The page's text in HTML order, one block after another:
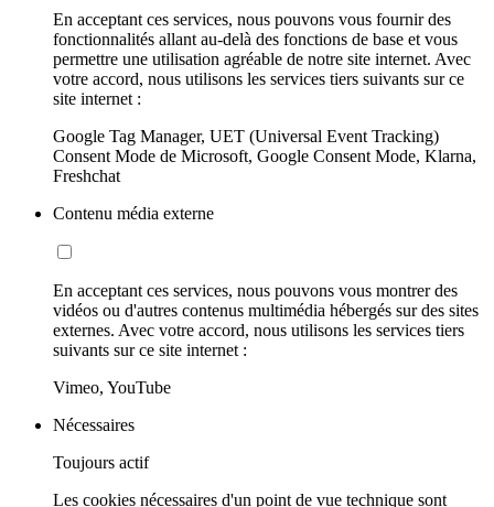
En acceptant ces services, nous pouvons vous fournir des
fonctionnalités allant au-delà des fonctions de base et vous
permettre une utilisation agréable de notre site internet. Avec
votre accord, nous utilisons les services tiers suivants sur ce
site internet :
Google Tag Manager, UET (Universal Event Tracking)
Consent Mode de Microsoft, Google Consent Mode, Klarna,
Freshchat
Contenu média externe
En acceptant ces services, nous pouvons vous montrer des
vidéos ou d'autres contenus multimédia hébergés sur des sites
externes. Avec votre accord, nous utilisons les services tiers
suivants sur ce site internet :
Vimeo, YouTube
Nécessaires
Toujours actif
Les cookies nécessaires d'un point de vue technique sont